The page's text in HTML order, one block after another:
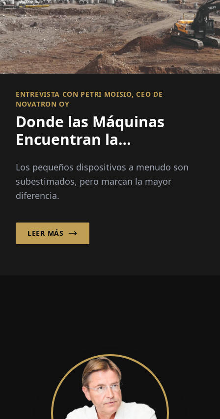
ENTREVISTA CON PETRI MOISIO, CEO DE
NOVATRON OY
Donde las Máquinas
Encuentran la
Los pequeños dispositivos a menudo son
subestimados, pero marcan la mayor
diferencia.
LEER MÁS